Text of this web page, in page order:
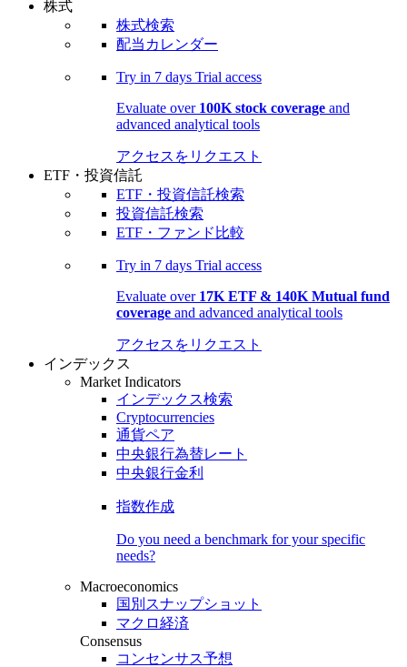
株式
株式検索
配当カレンダー
Try in 7 days Trial access
Evaluate over 100K stock coverage and
advanced analytical tools
アクセスをリクエスト
ETF・投資信託
ETF・投資信託検索
投資信託検索
ETF・ファンド比較
Try in 7 days Trial access
Evaluate over 17K ETF & 140K Mutual fund
coverage and advanced analytical tools
アクセスをリクエスト
インデックス
Market Indicators
インデックス検索
Cryptocurrencies
通貨ペア
中央銀行為替レート
中央銀行金利
指数作成
Do you need a benchmark for your specific
needs?
Macroeconomics
国別スナップショット
マクロ経済
Consensus
コンセンサス予想